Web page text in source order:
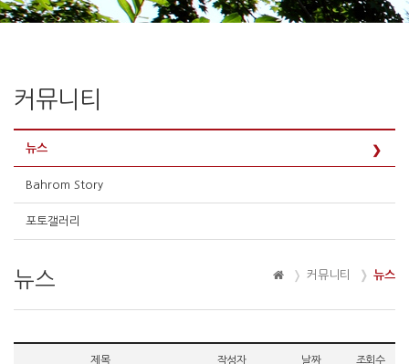
커뮤니티
뉴스
Bahrom Story
포토갤러리
뉴스 커뮤니티 뉴스
제목 작성자 날짜 조회수